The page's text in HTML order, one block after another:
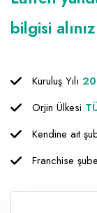
bilgisi
Kuruluş Yılı
Orjin Ülkesi
Kendine ait
Franchise